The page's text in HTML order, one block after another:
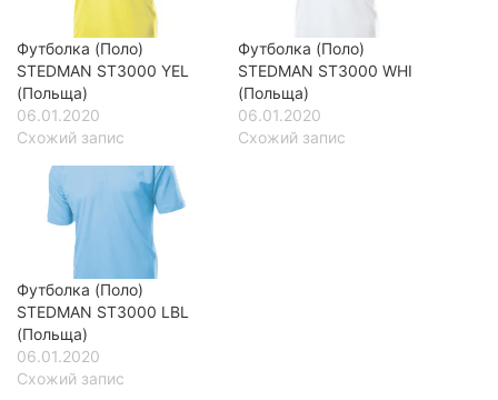
Футболка (Поло)
STEDMAN ST3000 YEL
(Польща)
06.01.2020
Схожий запис
Футболка (Поло)
STEDMAN ST3000 WHI
(Польща)
06.01.2020
Схожий запис
Футболка (Поло)
STEDMAN ST3000 LBL
(Польща)
06.01.2020
Схожий запис